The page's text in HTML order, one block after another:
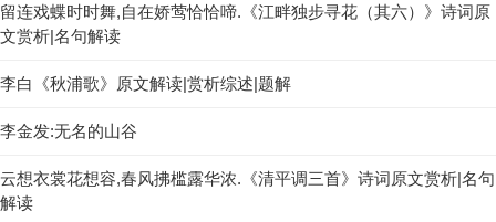
留连戏蝶时时舞,自在娇莺恰恰啼.《江畔独步寻花（其六）》诗词原
文赏析|名句解读
李白《秋浦歌》原文解读|赏析综述|题解
李金发:无名的山谷
云想衣裳花想容,春风拂槛露华浓.《清平调三首》诗词原文赏析|名句
解读